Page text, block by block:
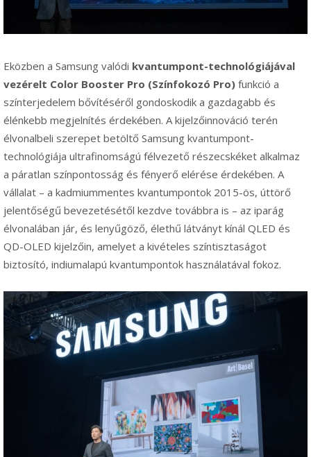
Eközben a Samsung valódi kvantumpont-technológiájával
vezérelt Color Booster Pro (Színfokozó Pro) funkció a
színterjedelem bővítéséről gondoskodik a gazdagabb és
élénkebb megjelnítés érdekében. A kijelzőinnováció terén
élvonalbeli szerepet betöltő Samsung kvantumpont-
technológiája ultrafinomságú félvezető részecskéket alkalmaz
a páratlan színpontosság és fényerő elérése érdekében. A
vállalat – a kadmiummentes kvantumpontok 2015-ös, úttörő
jelentőségű bevezetésétől kezdve továbbra is – az iparág
élvonalában jár, és lenyűgöző, élethű látványt kínál QLED és
QD-OLED kijelzőin, amelyet a kivételes színtisztaságot
biztosító, indiumalapú kvantumpontok használatával fokoz.